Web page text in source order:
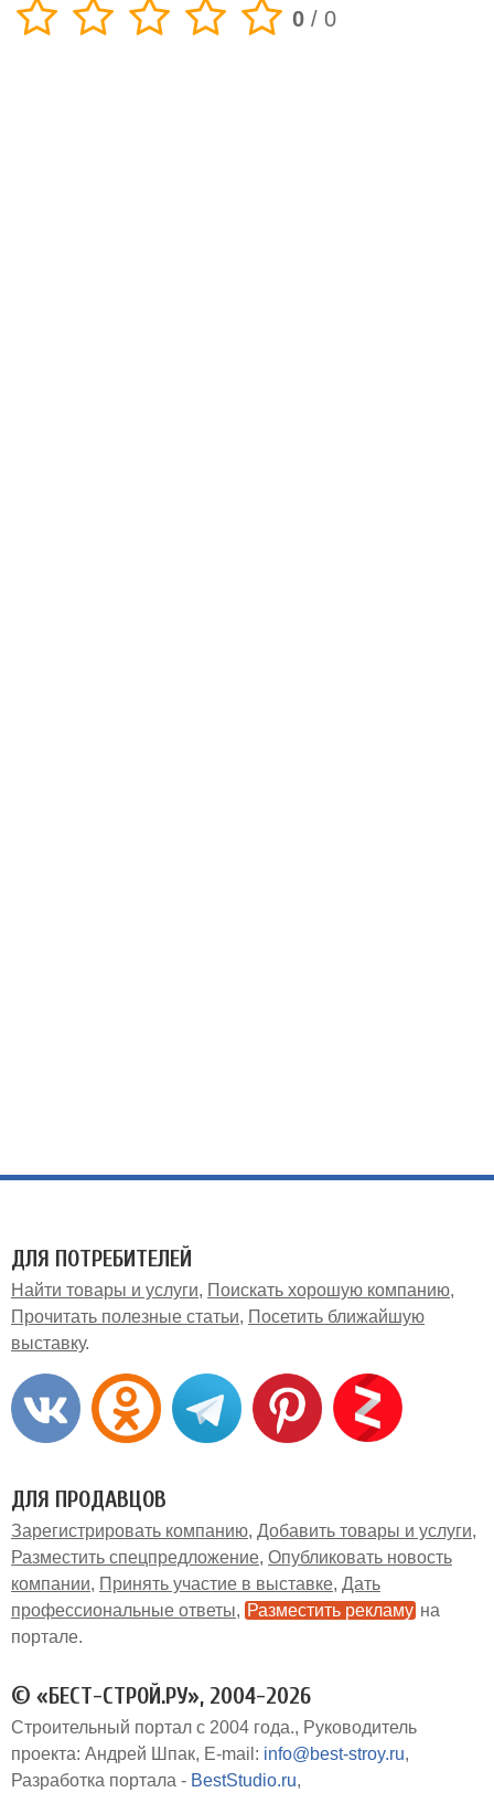
0 / 0
ДЛЯ ПОТРЕБИТЕЛЕЙ
Найти товары и услуги
Поискать хорошую компанию
Прочитать полезные статьи
Посетить ближайшую
выставку
ДЛЯ ПРОДАВЦОВ
Зарегистрировать компанию Добавить товары и услуги
Разместить спецпредложение Опубликовать новость
компании
Принять участие в выставке Дать
профессиональные ответы
Разместить рекламу на
портале
© «БЕСТ-СТРОЙ.РУ», 2004-2026
Строительный портал с 2004 года.
Руководитель
проекта: Андрей Шпак E-mail: info@best-stroy.ru
Разработка портала - BestStudio.ru